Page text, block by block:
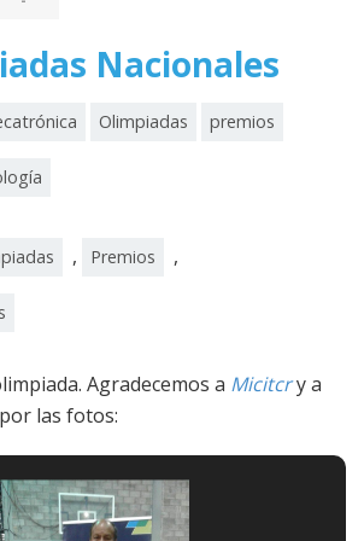
Nacionales
Olimpiadas premios
, Premios ,
Agradecemos a Micitcry a
las fotos: